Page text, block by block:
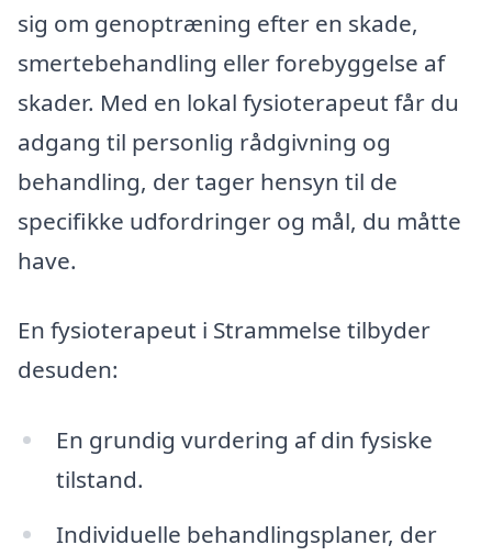
sig om genoptræning efter en skade,
smertebehandling eller forebyggelse af
skader. Med en lokal fysioterapeut får du
adgang til personlig rådgivning og
behandling, der tager hensyn til de
specifikke udfordringer og mål, du måtte
have.
En fysioterapeut i Strammelse tilbyder
desuden:
En grundig vurdering af din fysiske
tilstand.
Individuelle behandlingsplaner, der